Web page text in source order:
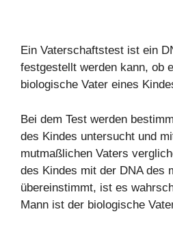
Ein Vaterschaftstest ist ein
festgestellt werden kann, ob
biologische Vater eines
Bei dem Test werden
des Kindes untersucht und
mutmaßlichen Vaters
des Kindes mit der DNA des
übereinstimmt, ist es
Mann ist der biologische